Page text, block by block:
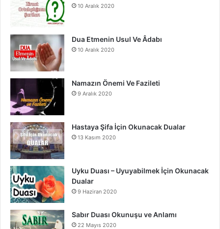
10 Aralık 2020
Dua Etmenin Usul Ve Âdabı
10 Aralık 2020
Namazın Önemi Ve Fazileti
9 Aralık 2020
Hastaya Şifa İçin Okunacak Dualar
13 Kasım 2020
Uyku Duası – Uyuyabilmek İçin Okunacak
Dualar
9 Haziran 2020
Sabır Duası Okunuşu ve Anlamı
22 Mayıs 2020